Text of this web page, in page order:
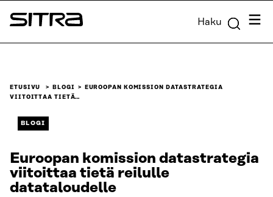
Siirry
suoraan
Sitra Haku
ETUSIVU BLOGI
EUROOPAN KOMISSION DATASTRATEGIA
VIITOITTAA TIETÄ…
BLOGI
Euroopan komission datastrategia
viitoittaa tietä reilulle
datataloudelle